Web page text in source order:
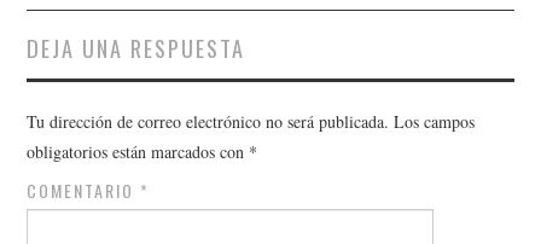
DEJA UNA RESPUESTA
Tu dirección de correo electrónico no será publicada. Los campos
obligatorios están marcados con *
COMENTARIO *